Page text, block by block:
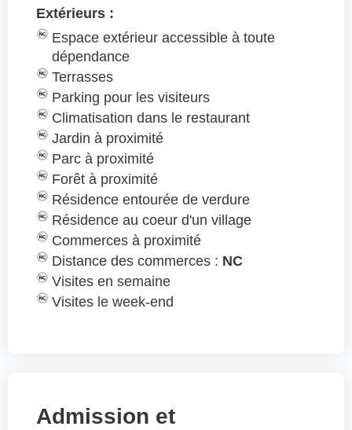
Extérieurs :
Espace extérieur accessible à toute
dépendance
Terrasses
Parking pour les visiteurs
Climatisation dans le restaurant
Jardin à proximité
Parc à proximité
Forêt à proximité
Résidence entourée de verdure
Résidence au coeur d'un village
Commerces à proximité
Distance des commerces : NC
Visites en semaine
Visites le week-end
Admission et